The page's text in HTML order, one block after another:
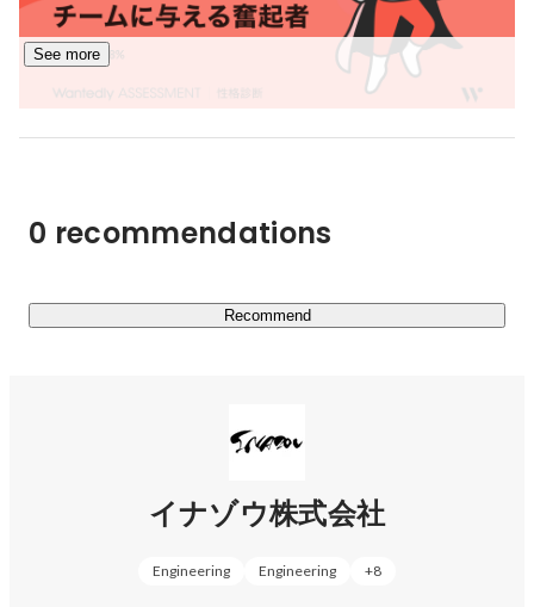
See more
0 recommendations
Recommend
イナゾウ株式会社
Engineering Engineering +8